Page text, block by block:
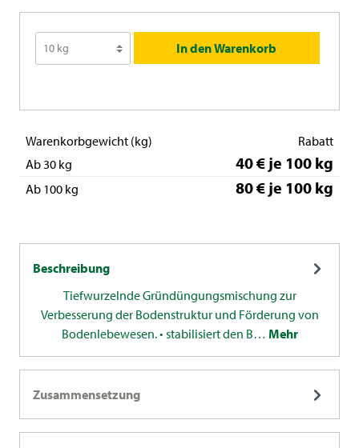
In den Warenkorb
Warenkorbgewicht (kg)
Rabatt
Ab 30 kg
40 € je 100 kg
Ab 100 kg 80 € je 100 kg
Beschreibung
Tiefwurzelnde Gründüngungsmischung zur
Verbesserung der Bodenstruktur und Förderung von
Bodenlebewesen. • stabilisiert den B… Mehr
Zusammensetzung